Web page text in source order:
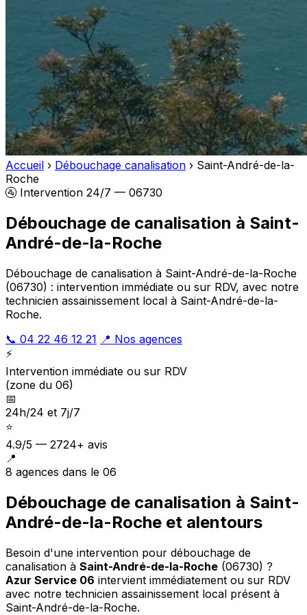
Accueil › Débouchage canalisation › Saint-André-de-la-
Roche
🚰 Intervention 24/7 — 06730
Débouchage de canalisation à Saint-
André-de-la-Roche
Débouchage de canalisation à Saint-André-de-la-Roche
(06730) : intervention immédiate ou sur RDV, avec notre
technicien assainissement local à Saint-André-de-la-
Roche.
📞 04 22 46 12 21 📍 Nos agences
⚡
Intervention immédiate ou sur RDV
(zone du 06)
📅
24h/24 et 7j/7
⭐
4.9/5 — 2724+ avis
📍
8 agences dans le 06
Débouchage de canalisation à Saint-
André-de-la-Roche et alentours
Besoin d'une intervention pour débouchage de
canalisation à Saint-André-de-la-Roche (06730) ?
Azur Service 06 intervient immédiatement ou sur RDV
avec notre technicien assainissement local présent à
Saint-André-de-la-Roche.